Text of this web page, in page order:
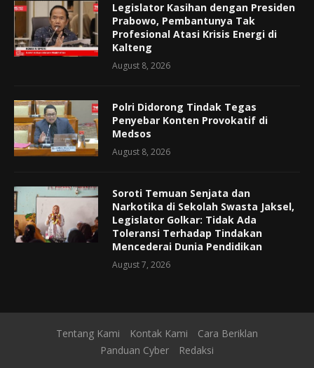
Legislator Kasihan dengan Presiden
Prabowo, Pembantunya Tak
Profesional Atasi Krisis Energi di
Kalteng
August 8, 2026
Polri Didorong Tindak Tegas
Penyebar Konten Provokatif di
Medsos
August 8, 2026
Soroti Temuan Senjata dan
Narkotika di Sekolah Swasta Jaksel,
Legislator Golkar: Tidak Ada
Toleransi Terhadap Tindakan
Mencederai Dunia Pendidikan
August 7, 2026
Tentang Kami Kontak Kami
Cara Beriklan
Panduan Cyber
Redaksi